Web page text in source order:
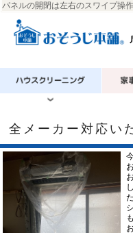
パネルの開閉は左右のスワイプ操
全メーカー対応い
た